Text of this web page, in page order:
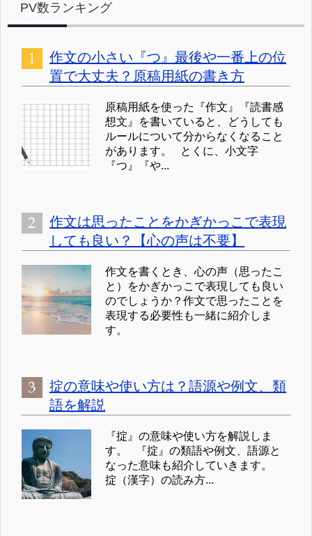
PV数ランキング
作文の小さい『つ』最後や一番上の位
置で大丈夫？原稿用紙の書き方
原稿用紙を使った『作文』『読書感
想文』を書いていると、どうしても
ルールについて分からなくなること
があります。 とくに、小文字
『つ』『や...
作文は思ったことをかぎかっこで表現
しても良い？【心の声は不要】
作文を書くとき、心の声（思ったこ
と）をかぎかっこで表現しても良い
のでしょうか？作文で思ったことを
表現する必要性も一緒に紹介しま
す。
掟の意味や使い方は？語源や例文、類
語を解説
『掟』の意味や使い方を解説しま
す。 『掟』の類語や例文、語源と
なった意味も紹介していきます。
掟（漢字）の読み方...